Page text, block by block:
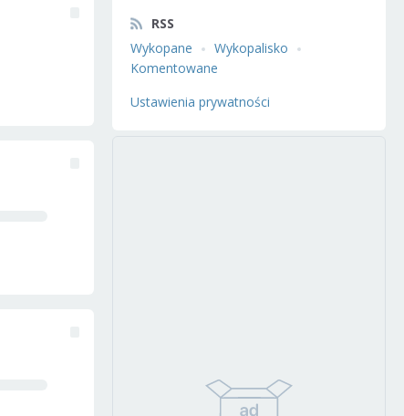
RSS
Wykopane
Wykopalisko
Komentowane
Ustawienia prywatności